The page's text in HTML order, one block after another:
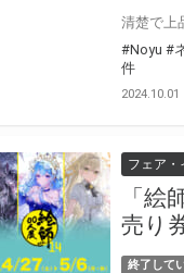
#Noyu #
件
2024.10.01
フェア・
「
売り
終了して